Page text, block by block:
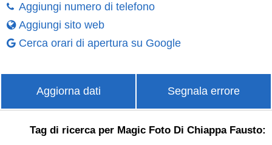
Aggiungi numero di telefono
Aggiungi sito web
Cerca orari di apertura su Google
Aggiorna dati Segnala errore
Tag di ricerca per Magic Foto Di Chiappa Fausto: